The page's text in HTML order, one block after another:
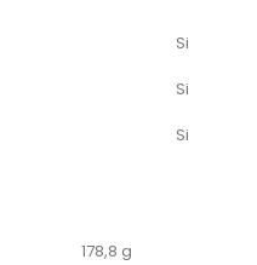
Si
Si
Si
178,8 g